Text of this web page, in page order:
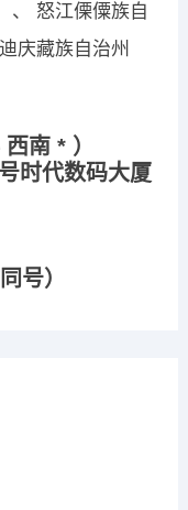
、 怒江傈僳族自
庆藏族自治州
南 * ）
时代数码大厦
号）